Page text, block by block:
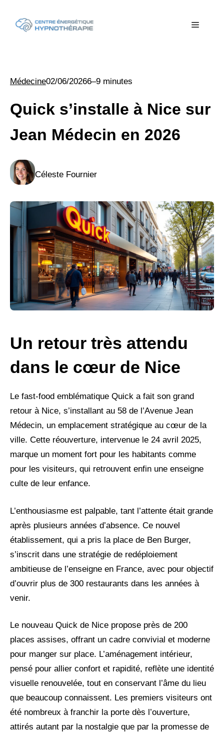
Menu
Médecine02/06/20266–9 minutes
Quick s’installe à Nice sur
Jean Médecin en 2026
Céleste Fournier
Un retour très attendu
dans le cœur de Nice
Le fast-food emblématique Quick a fait son grand
retour à Nice, s’installant au 58 de l’Avenue Jean
Médecin, un emplacement stratégique au cœur de la
ville. Cette réouverture, intervenue le 24 avril 2025,
marque un moment fort pour les habitants comme
pour les visiteurs, qui retrouvent enfin une enseigne
culte de leur enfance.
L’enthousiasme est palpable, tant l’attente était grande
après plusieurs années d’absence. Ce nouvel
établissement, qui a pris la place de Ben Burger,
s’inscrit dans une stratégie de redéploiement
ambitieuse de l’enseigne en France, avec pour objectif
d’ouvrir plus de 300 restaurants dans les années à
venir.
Le nouveau Quick de Nice propose près de 200
places assises, offrant un cadre convivial et moderne
pour manger sur place. L’aménagement intérieur,
pensé pour allier confort et rapidité, reflète une identité
visuelle renouvelée, tout en conservant l’âme du lieu
que beaucoup connaissent. Les premiers visiteurs ont
été nombreux à franchir la porte dès l’ouverture,
attirés autant par la nostalgie que par la promesse de